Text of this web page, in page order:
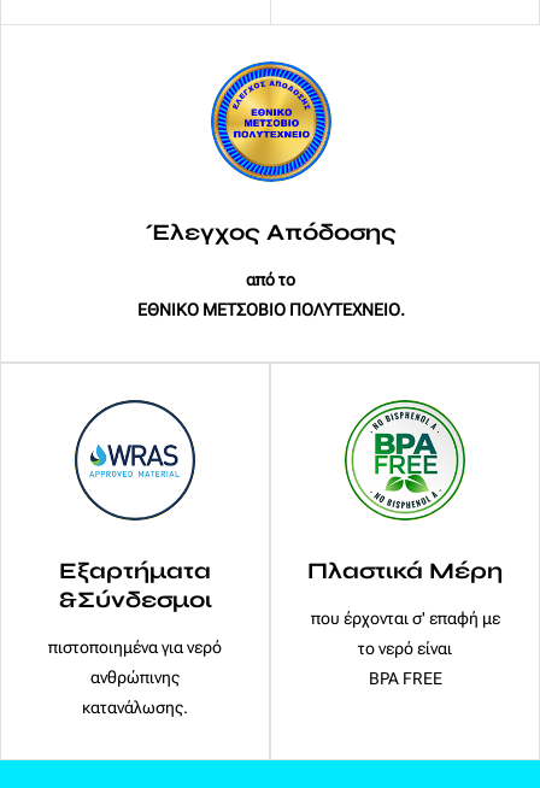
Έλεγχος Απόδοσης
από το
ΕΘΝΙΚΟ ΜΕΤΣΟΒΙΟ ΠΟΛΥΤΕΧΝΕΙΟ.
Εξαρτήματα
&Σύνδεσμοι
πιστοποιημένα για νερό
ανθρώπινης
κατανάλωσης.
Πλαστικά Μέρη
που έρχονται σ' επαφή με
το νερό είναι
BPA FREE